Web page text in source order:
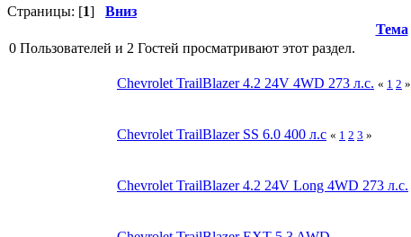
Страницы: [1] Вниз
Тема
0 Пользователей и 2 Гостей просматривают этот раздел.
Chevrolet TrailBlazer 4.2 24V 4WD 273 л.с. « 1 2 »
Chevrolet TrailBlazer SS 6.0 400 л.с « 1 2 3 »
Chevrolet TrailBlazer 4.2 24V Long 4WD 273 л.с.